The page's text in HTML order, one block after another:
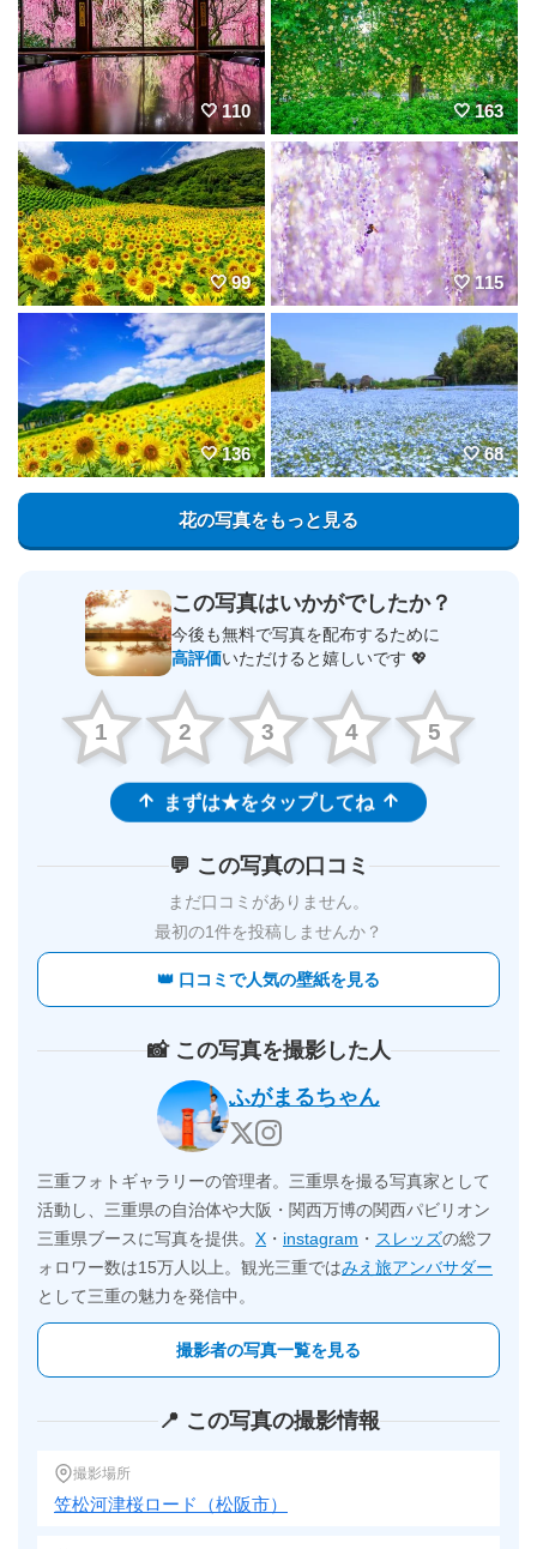
110 163
99 115
136 68
花の写真をもっと見る
この写真はいかがでしたか？
今後も無料で写真を配布するために
高評価いただけると嬉しいです 💖
1 2 3 4 5
まずは★をタップしてね
💬 この写真の口コミ
まだ口コミがありません。
最初の1件を投稿しませんか？
👑 口コミで人気の壁紙を見る
📸 この写真を撮影した人
ふがまるちゃん
三重フォトギャラリーの管理者。三重県を撮る写真家として
活動し、三重県の自治体や大阪・関西万博の関西パビリオン
三重県ブースに写真を提供。 X ・ instagram ・ スレッズの総フ
ォロワー数は15万人以上。観光三重ではみえ旅アンバサダー
として三重の魅力を発信中。
撮影者の写真一覧を見る
📍 この写真の撮影情報
撮影場所
笠松河津桜ロード（松阪市）